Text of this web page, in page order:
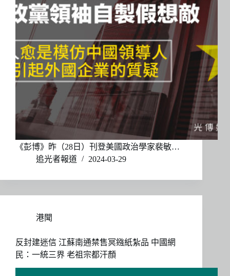
《彭博》昨（28日）刊登美國政治學家裴敏…
追光者報道
2024-03-29
港聞
反封建迷信 江蘇南通禁售冥鏹紙紮品 中國網
民：一統三界 老祖宗都汗顏